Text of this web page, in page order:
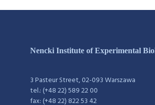
Nencki Institute of Experimental
3 Pasteur Street, 02-093 Warszawa
tel.: (+48 22) 589 22 00
fax: (+48 22) 822 53 42